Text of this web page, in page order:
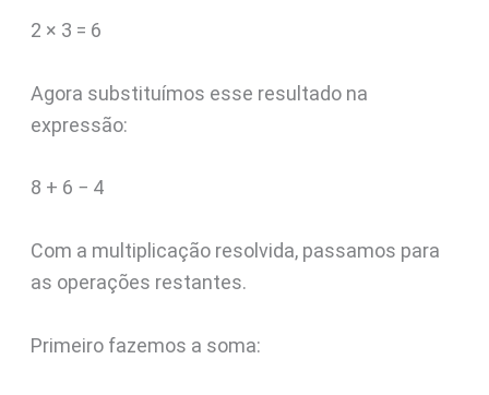
2 × 3 = 6
Agora substituímos esse resultado na
expressão:
8 + 6 − 4
Com a multiplicação resolvida, passamos para
as operações restantes.
Primeiro fazemos a soma: